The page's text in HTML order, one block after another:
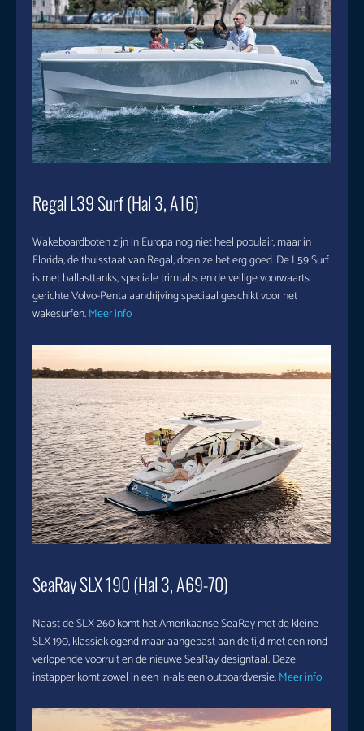
Regal L39 Surf (Hal 3, A16)
Wakeboardboten zijn in Europa nog niet heel populair, maar in
Florida, de thuisstaat van Regal, doen ze het erg goed. De L59 Surf
is met ballasttanks, speciale trimtabs en de veilige voorwaarts
gerichte Volvo-Penta aandrijving speciaal geschikt voor het
wakesurfen.Meer info
SeaRay SLX 190 (Hal 3, A69-70)
Naast de SLX 260 komt het Amerikaanse SeaRay met de kleine
SLX 190, klassiek ogend maar aangepast aan de tijd met een rond
verlopende voorruit en de nieuwe SeaRay designtaal. Deze
instapper komt zowel in een in-als een outboardversie.Meer info